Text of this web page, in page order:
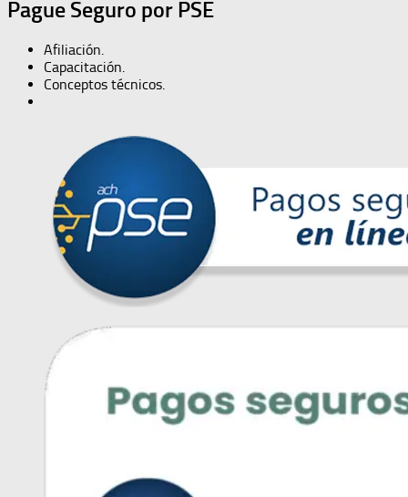
Pague Seguro por PSE
Afiliación.
Capacitación.
Conceptos técnicos.